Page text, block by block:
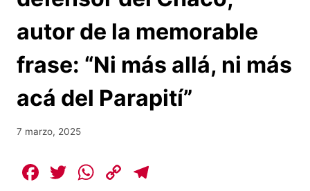
autor de la memorable
frase: “Ni más allá, ni más
acá del Parapití”
7 marzo, 2025
F
T
W C